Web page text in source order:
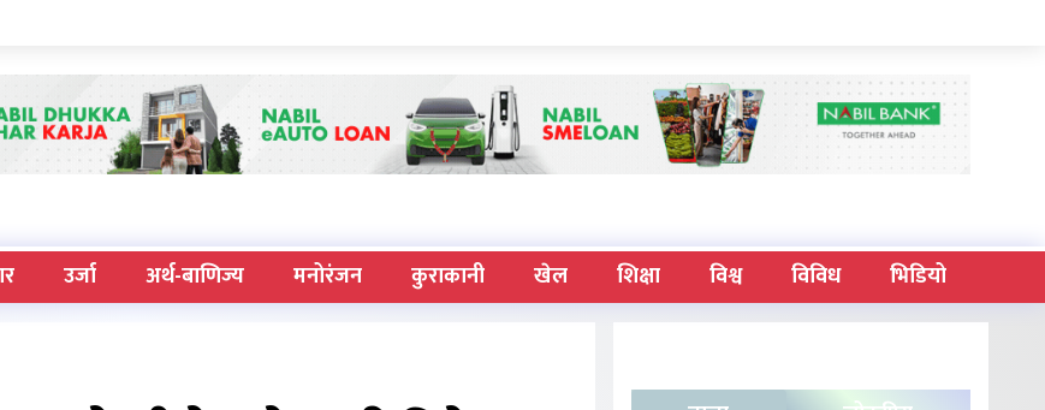
उर्जा अर्थ-बाणिज्य मनोरंजन कुराकानी खेल शिक्षा विश्व विविध भिडियो